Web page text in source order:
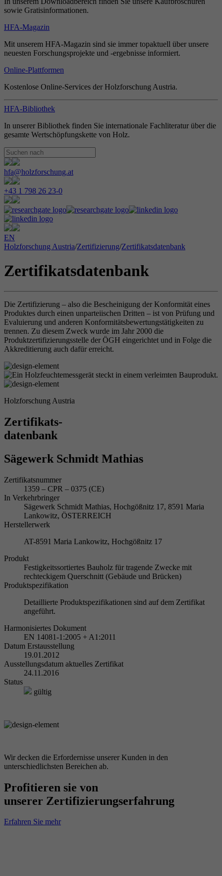
sowie Gratisinformationen.
HFA-Magazin
Mit unserem HFA-Magazin sind sie immer topaktuell über unsere
neuesten Forschungsprojekte und -ergebnisse informiert.
Online-Plattformen
Kostenlose Online-Services der Holzforschung Austria.
HFA-Bibliothek
In unserer Bibliothek finden Sie internationale Fachliteratur über die
gesamte Wertschöpfungskette von Holz.
hfa@holzforschung.at
+43 1 798 26 23-0
EN
Holzforschung Austria/Zertifizierung/Zertifikatsdatenbank
Zertifikatsdatenbank
Die Zertifizierung – also die Bescheinigung der Konformität eines
Produktes durch einen unparteiischen Dritten – ist von Prüfung und
Evaluierung und anderen Konformitätsbewertungstätigkeiten zu
trennen. Zu diesem Zweck wurde im Jahr 2000 die
Produktzertifizierungsstelle der ÖGH eingerichtet und in Folge die
Akkreditierung auch dafür erreicht.
Holzforschung Austria
Zertifikats-
datenbank
Sägewerk Schmidt Mathias
Zertifikatsnummer
1359 – CPR – 0375 (CE)
In Verkehrbringer
Sägewerk Schmidt Mathias, Hochgößnitz 17, 8591 Maria
Lankowitz, ÖSTERREICH
Herstellerwerk
AT-8591 Maria Lankowitz, Hochgößnitz 17
Produkt
Festigkeitssortiertes Bauholz für tragende Zwecke mit
rechteckigem Querschnitt (Gebäude und Brücken)
Produktspezifikation
Detaillierte Produktspezifikationen sind auf dem Zertifikat
angeführt.
Harmonisiertes Dokument
EN 14081-1:2005 + A1:2011
Datum Erstausstellung
19.01.2012
Ausstellungsdatum aktuelles Zertifikat
24.11.2016
Status
gültig
Wir decken die Erfordernisse unserer Kunden in den
unterschiedlichsten Bereichen ab.
Profitieren sie von
unserer Zertifizierungserfahrung
Erfahren Sie mehr